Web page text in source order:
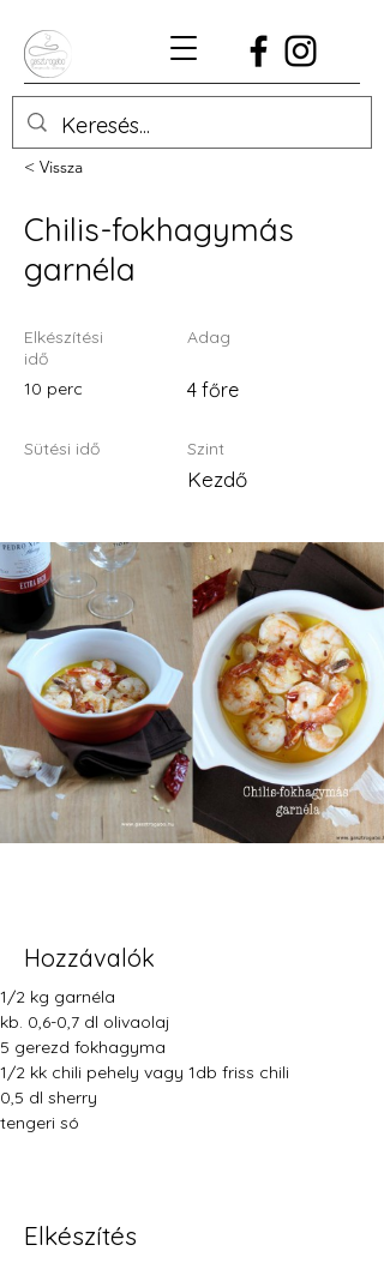
< Vissza
Chilis-fokhagymás
garnéla
Elkészítési
idő
10 perc
Sütési idő
Adag
4 főre
Szint
Kezdő
Hozzávalók
1/2 kg garnéla
kb. 0,6-0,7 dl olivaolaj
5 gerezd fokhagyma
1/2 kk chili pehely vagy 1db friss chili
0,5 dl sherry
tengeri só
Elkészítés